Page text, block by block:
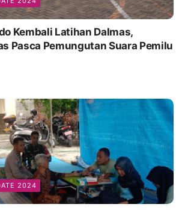
Kembali Latihan Dalmas,
Pasca Pemungutan Suara Pemilu
2024